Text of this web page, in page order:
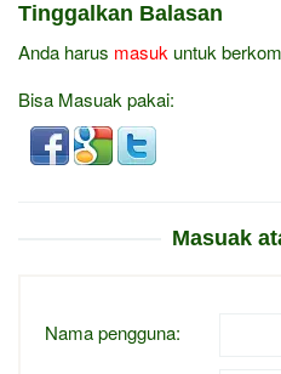
Tinggalkan Balasan
Anda harus masuk untuk
Bisa Masuak pakai:
Masuak
Nama pengguna: